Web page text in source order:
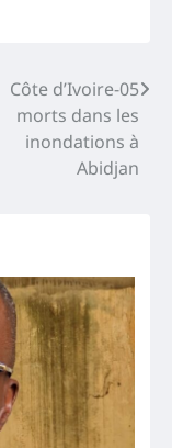
Côte d’Ivoire-05
morts dans les
inondations à
Abidjan